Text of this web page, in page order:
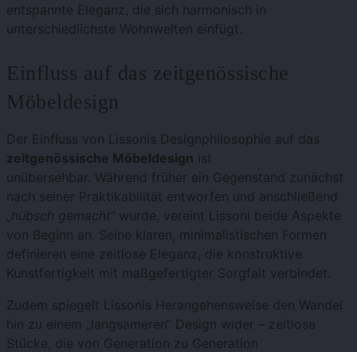
entspannte Eleganz, die sich harmonisch in
unterschiedlichste Wohnwelten einfügt.
Einfluss auf das zeitgenössische
Möbeldesign
Der Einfluss von Lissonis Designphilosophie auf das
zeitgenössische Möbeldesign ist
unübersehbar. Während früher ein Gegenstand zunächst
nach seiner Praktikabilität entworfen und anschließend
„hübsch gemacht“ wurde, vereint Lissoni beide Aspekte
von Beginn an. Seine klaren, minimalistischen Formen
definieren eine zeitlose Eleganz, die konstruktive
Kunstfertigkeit mit maßgefertigter Sorgfalt verbindet.
Zudem spiegelt Lissonis Herangehensweise den Wandel
hin zu einem „langsameren“ Design wider – zeitlose
Stücke, die von Generation zu Generation